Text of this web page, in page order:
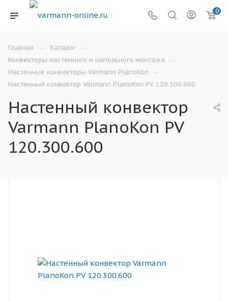
0
Главная — Каталог —
Конвекторы настенного и напольного монтажа —
Настенные конвекторы Varmann PlanoKon —
Настенный конвектор Varmann PlanoKon PV 120.300.600
Настенный конвектор
Varmann PlanoKon PV
120.300.600